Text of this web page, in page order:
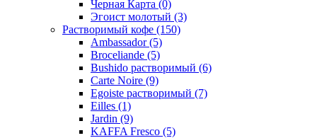
Черная Карта (0)
Эгоист молотый (3)
Растворимый кофе (150)
Ambassador(5)
Broceliande (5)
Bushido растворимый (6)
Carte Noire (9)
Egoiste растворимый (7)
Eilles (1)
Jardin (9)
KAFFA Fresco (5)